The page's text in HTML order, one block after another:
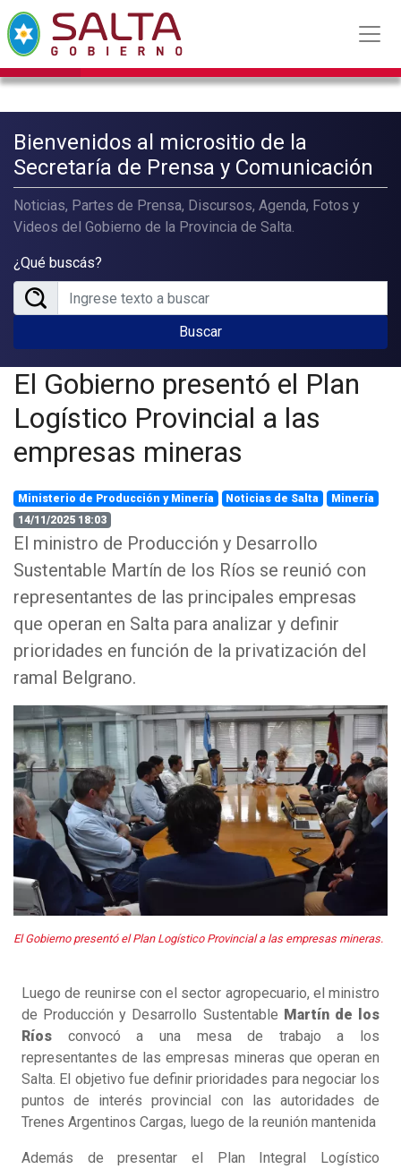
Bienvenidos al micrositio de la
Secretaría de Prensa y Comunicación
Noticias, Partes de Prensa, Discursos, Agenda, Fotos y
Videos del Gobierno de la Provincia de Salta.
¿Qué buscás?
Buscar
El Gobierno presentó el Plan
Logístico Provincial a las
empresas mineras
Ministerio de Producción y Minería Noticias de Salta
Minería
14/11/2025 18:03
El ministro de Producción y Desarrollo
Sustentable Martín de los Ríos se reunió con
representantes de las principales empresas
que operan en Salta para analizar y definir
prioridades en función de la privatización del
ramal Belgrano.
El Gobierno presentó el Plan Logístico Provincial a las empresas mineras.
Luego de reunirse con el sector agropecuario, el ministro
de Producción y Desarrollo Sustentable Martín de los
Ríos convocó a una mesa de trabajo a los
representantes de las empresas mineras que operan en
Salta. El objetivo fue definir prioridades para negociar los
puntos de interés provincial con las autoridades de
Trenes Argentinos Cargas, luego de la reunión mantenida
Además de presentar el Plan Integral Logístico